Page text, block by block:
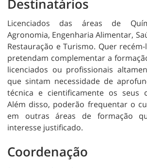
Destinatários
Licenciados das áreas de
Agronomia, Engenharia Alimentar,
Restauração e Turismo. Quer
pretendam complementar a
licenciados ou profissionais
que sintam necessidade de
técnica e cientificamente os seus
Além disso, poderão frequentar o
em outras áreas de formação
interesse justificado.
Coordenação